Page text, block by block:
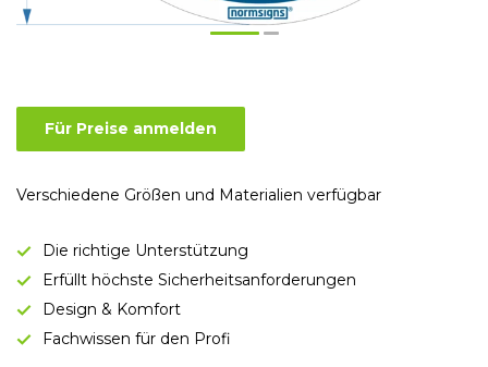
Für Preise anmelden
Verschiedene Größen und Materialien verfügbar
Die richtige Unterstützung
Erfüllt höchste Sicherheitsanforderungen
Design & Komfort
Fachwissen für den Profi